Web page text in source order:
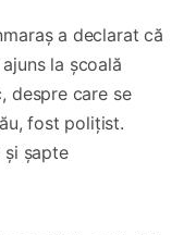
a declarat că
la școală
despre care se
fost polițist.
și șapte